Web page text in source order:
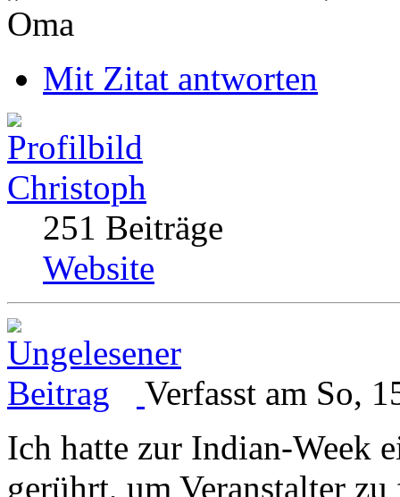
Oma
Mit Zitat antworten
Christoph
251 Beiträge
Website
Verfasst am So,
Ich hatte zur Indian-Week
gerührt, um Veranstalter